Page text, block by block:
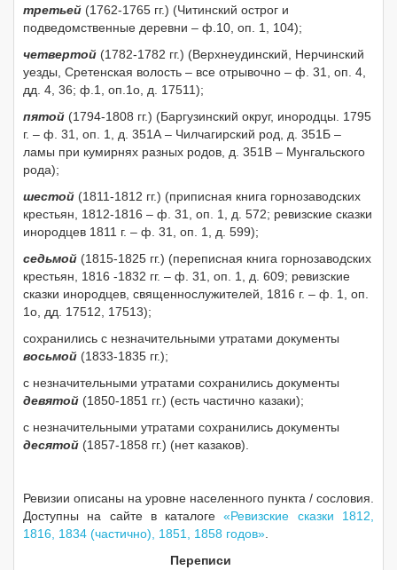
третьей (1762-1765 гг.) (Читинский острог и
подведомственные деревни – ф.10, оп. 1, 104);
четвертой (1782-1782 гг.) (Верхнеудинский, Нерчинский
уезды, Сретенская волость – все отрывочно – ф. 31, оп. 4,
дд. 4, 36; ф.1, оп.1о, д. 17511);
пятой (1794-1808 гг.) (Баргузинский округ, инородцы. 1795
г. – ф. 31, оп. 1, д. 351А – Чилчагирский род, д. 351Б –
ламы при кумирнях разных родов, д. 351В – Мунгальского
рода);
шестой (1811-1812 гг.) (приписная книга горнозаводских
крестьян, 1812-1816 – ф. 31, оп. 1, д. 572; ревизские сказки
инородцев 1811 г. – ф. 31, оп. 1, д. 599);
седьмой (1815-1825 гг.) (переписная книга горнозаводских
крестьян, 1816 -1832 гг. – ф. 31, оп. 1, д. 609; ревизские
сказки инородцев, священнослужителей, 1816 г. – ф. 1, оп.
1о, дд. 17512, 17513);
сохранились с незначительными утратами документы
восьмой (1833-1835 гг.);
с незначительными утратами сохранились документы
девятой (1850-1851 гг.) (есть частично казаки);
с незначительными утратами сохранились документы
десятой (1857-1858 гг.) (нет казаков).
Ревизии описаны на уровне населенного пункта / сословия.
Доступны на сайте в каталоге«Ревизские сказки 1812,
1816, 1834 (частично), 1851, 1858 годов»
Переписи